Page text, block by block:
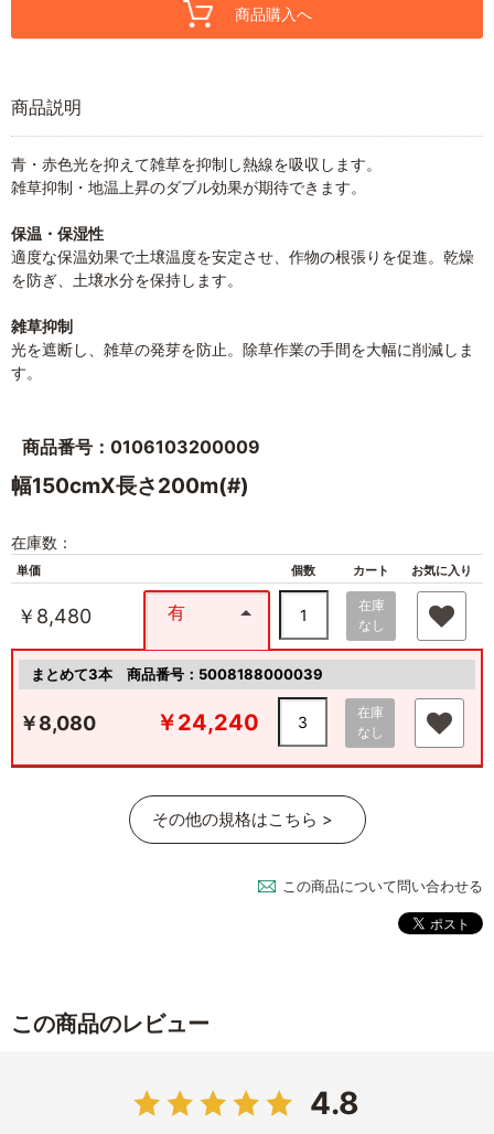
商品購入へ
商品説明
青・赤色光を抑えて雑草を抑制し熱線を吸収します。
雑草抑制・地温上昇のダブル効果が期待できます。
保温・保湿性
適度な保温効果で土壌温度を安定させ、作物の根張りを促進。乾燥
を防ぎ、土壌水分を保持します。
雑草抑制
光を遮断し、雑草の発芽を防止。除草作業の手間を大幅に削減しま
す。
商品番号：0106103200009
幅150cmX長さ200m(#)
在庫数：
単価 個数 カート お気に入り
￥8,480 有
在庫
なし
まとめて3本 商品番号：5008188000039
￥8,080 ￥24,240
在庫
なし
その他の規格はこちら >
この商品について問い合わせる
この商品のレビュー
4.8